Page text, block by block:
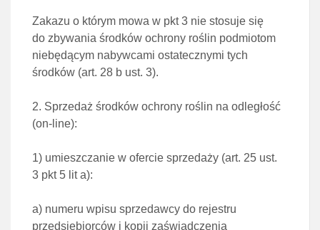
Zakazu o którym mowa w pkt 3 nie stosuje się
do zbywania środków ochrony roślin podmiotom
niebędącym nabywcami ostatecznymi tych
środków (art. 28 b ust. 3).
2. Sprzedaż środków ochrony roślin na odległość
(on-line):
1) umieszczanie w ofercie sprzedaży (art. 25 ust.
3 pkt 5 lit a):
a) numeru wpisu sprzedawcy do rejestru
przedsiębiorców i kopii zaświadczenia